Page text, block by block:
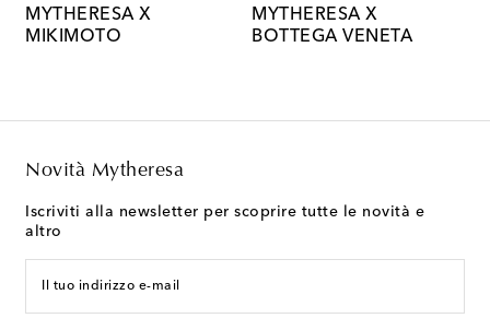
MYTHERESA X
MIKIMOTO
MYTHERESA X
BOTTEGA VENETA
Novità Mytheresa
Iscriviti alla newsletter per scoprire tutte le novità e
altro
Il tuo indirizzo e-mail